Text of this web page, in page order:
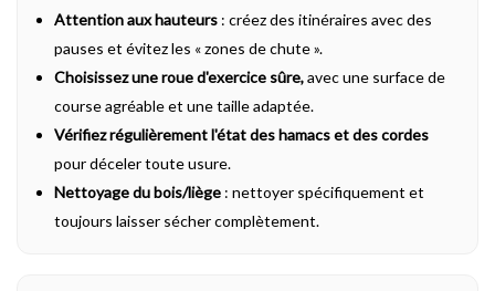
Attention aux hauteurs : créez des itinéraires avec des
pauses et évitez les « zones de chute ».
Choisissez une roue d'exercice sûre,avec une surface de
course agréable et une taille adaptée.
Vérifiez régulièrement l'état des hamacs et des cordes
pour déceler toute usure.
Nettoyage du bois/liège : nettoyer spécifiquement et
toujours laisser sécher complètement.